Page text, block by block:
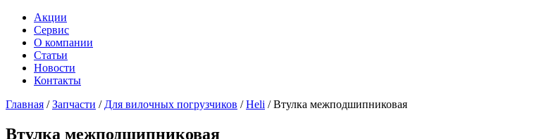
Акции
Сервис
О компании
Статьи
Новости
Контакты
Главная /Запчасти / Для вилочных погрузчиков /Heli /Втулка межподшипниковая
Втулка межподшипниковая